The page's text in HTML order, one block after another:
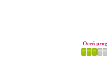
Oceń